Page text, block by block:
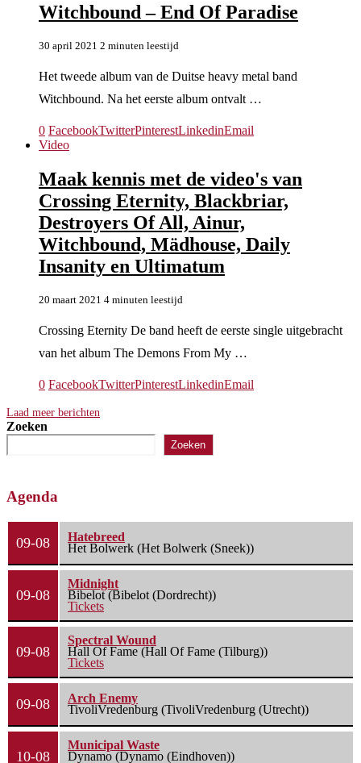
Witchbound – End Of Paradise
30 april 2021 2 minuten leestijd
Het tweede album van de Duitse heavy metal band
Witchbound. Na het eerste album ontvalt …
0 FacebookTwitterPinterestLinkedinEmail
Video
Maak kennis met de video's van
Crossing Eternity, Blackbriar,
Destroyers Of All, Ainur,
Witchbound, Mädhouse, Daily
Insanity en Ultimatum
20 maart 2021 4 minuten leestijd
Crossing Eternity De band heeft de eerste single uitgebracht
van het album The Demons From My …
0 FacebookTwitterPinterestLinkedinEmail
Laad meer berichten
Zoeken
Zoeken
Agenda
09-08
Hatebreed
Het Bolwerk (Het Bolwerk (Sneek))
09-08
Midnight
Bibelot (Bibelot (Dordrecht))
Tickets
09-08
Spectral Wound
Hall Of Fame (Hall Of Fame (Tilburg))
Tickets
09-08
Arch Enemy
TivoliVredenburg (TivoliVredenburg (Utrecht))
10-08
Municipal Waste
Dynamo (Dynamo (Eindhoven))